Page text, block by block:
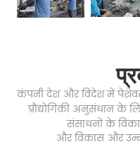
कंपनी देश और विदेश में पेशेवर
प्रौद्योगिकी अनुसंधान के
संसाधनोंके
और विकास और